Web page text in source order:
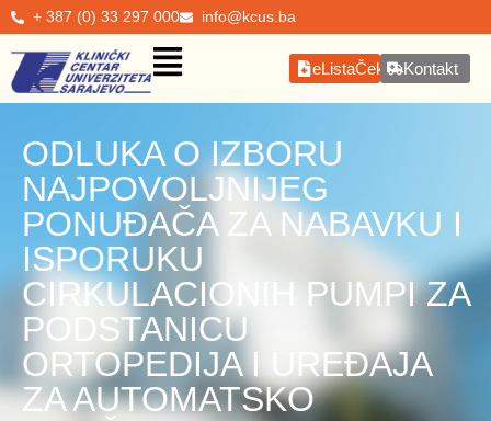
+ 387 (0) 33 297 000 info@kcus.ba
eListaČekanjaKontakt
ODLUKA O IZBORU
NAJPOVOLJNIJEG
PONUĐAČA ZA NABAVKU I
ISPORUKU
CIRKULACIONIH PUMPI ZA
PODSTANICU
ORTOPEDIJA I UREĐAJA
ZA AUTOMATSKO